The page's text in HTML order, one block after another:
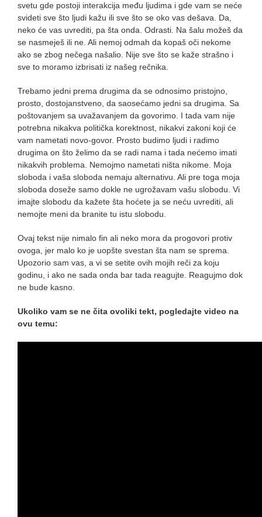
svetu gde postoji interakcija među ljudima i gde vam se neće
svideti sve što ljudi kažu ili sve što se oko vas dešava. Da,
neko će vas uvrediti, pa šta onda. Odrasti. Na šalu možeš da
se nasmeješ ili ne. Ali nemoj odmah da kopaš oči nekome
ako se zbog nečega našalio. Nije sve što se kaže strašno i
sve to moramo izbrisati iz našeg rečnika.
Trebamo jedni prema drugima da se odnosimo pristojno,
prosto, dostojanstveno, da saosećamo jedni sa drugima. Sa
poštovanjem sa uvažavanjem da govorimo. I tada vam nije
potrebna nikakva politička korektnost, nikakvi zakoni koji će
vam nametati novo-govor. Prosto budimo ljudi i radimo
drugima on što želimo da se radi nama i tada nećemo imati
nikakvih problema. Nemojmo nametati ništa nikome. Moja
sloboda i vaša sloboda nemaju alternativu. Ali pre toga moja
sloboda doseže samo dokle ne ugrožavam vašu slobodu. Vi
imajte slobodu da kažete šta hoćete ja se neću uvrediti, ali
nemojte meni da branite tu istu slobodu.
Ovaj tekst nije nimalo fin ali neko mora da progovori protiv
ovoga, jer malo ko je uopšte svestan šta nam se sprema.
Upozorio sam vas, a vi se setite ovih mojih reči za koju
godinu, i ako ne sada onda bar tada reagujte. Reagujmo dok
ne bude kasno.
Ukoliko vam se ne čita ovoliki tekt, pogledajte video na
ovu temu: